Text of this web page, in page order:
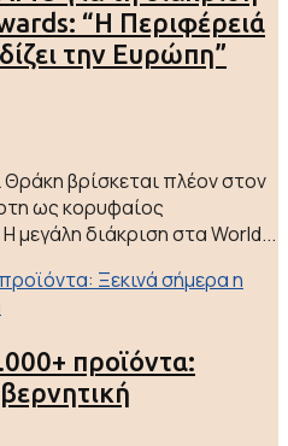
“Η Περιφέρειά
την Ευρώπη”
βρίσκεται πλέον στον
ως κορυφαίος
μεγάλη διάκριση στα World...
προϊόντα: